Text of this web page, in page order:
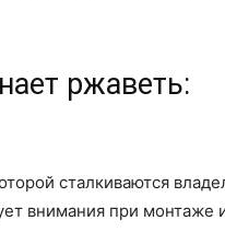
ржаветь:
сталкиваются
внимания при монтаже